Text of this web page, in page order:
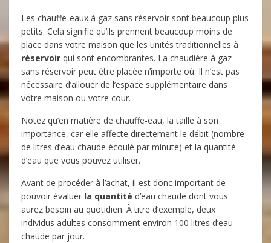
Les chauffe-eaux à gaz sans réservoir sont beaucoup plus
petits. Cela signifie qu’ils prennent beaucoup moins de
place dans votre maison que les unités traditionnelles à
réservoir qui sont encombrantes. La chaudière à gaz
sans réservoir peut être placée n’importe où. Il n’est pas
nécessaire d’allouer de l’espace supplémentaire dans
votre maison ou votre cour.
Notez qu’en matière de chauffe-eau, la taille à son
importance, car elle affecte directement le débit (nombre
de litres d’eau chaude écoulé par minute) et la quantité
d’eau que vous pouvez utiliser.
Avant de procéder à l’achat, il est donc important de
pouvoir évaluer la quantité d’eau chaude dont vous
aurez besoin au quotidien. À titre d’exemple, deux
individus adultes consomment environ 100 litres d’eau
chaude par jour.